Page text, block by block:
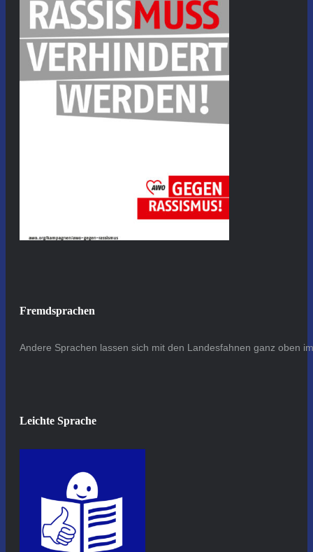
Fremdsprachen
Andere Sprachen lassen sich mit den Landesfahnen ganz oben
Leichte Sprache